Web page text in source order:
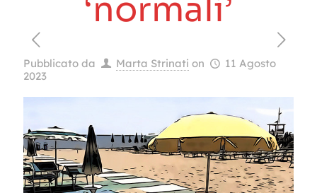
‘normali’
Pubblicato da Marta Strinati on
11 Agosto
2023